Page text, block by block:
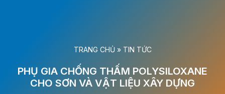
TRANG CHỦ» TIN TỨC
PHỤ GIA CHỐNG THẤM POLYSILOXANE
CHO SƠN VÀ VẬT LIỆU XÂY DỰNG